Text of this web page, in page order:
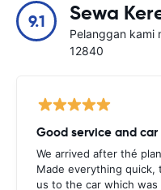
9.1 Sewa
Pelanggan kami
12840
Good service and car
We arrived after thé
Made everything quick,
us to the car which was